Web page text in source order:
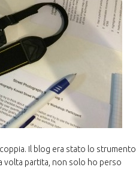
Il blog era stato lo strumento
volta partita, non solo ho perso